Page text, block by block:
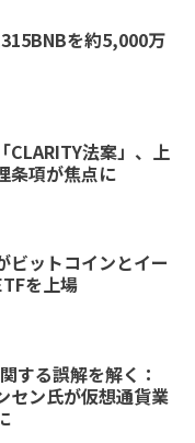
を約5,000万
CLARITY法案」、上
条項が焦点に
ビットコインとイー
を上場
する誤解を解く：
セン氏が仮想通貨業